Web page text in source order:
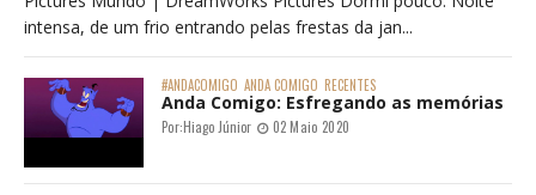
intensa, de um frio entrando pelas frestas da jan...
#ANDACOMIGO ANDA COMIGO RECENTES
Anda Comigo: Esfregando as memórias
Por:Hiago Júnior 02 Maio 2020